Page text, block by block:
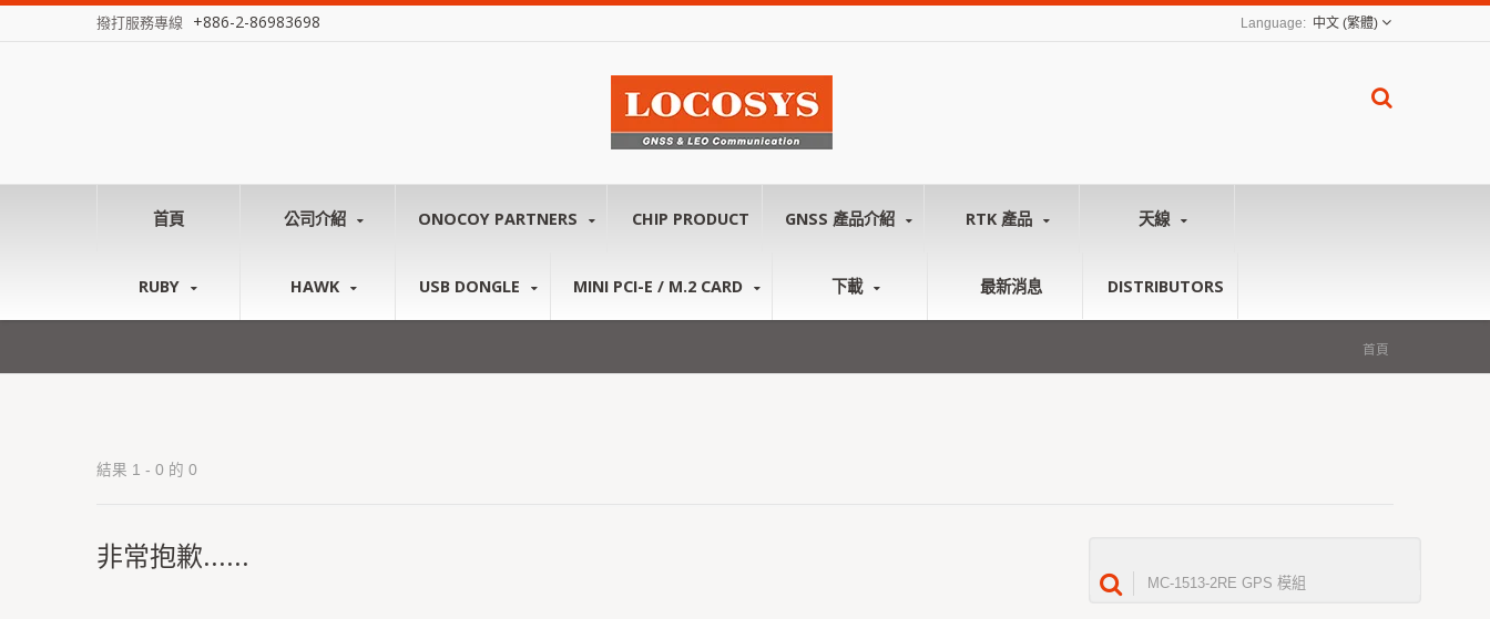
撥打服務專線 +886-2-86983698 中文 (繁體)
首頁 公司介紹 ONOCOY PARTNERS CHIP PRODUCT GNSS 產品介紹 RTK 產品 天線
RUBY HAWK USB DONGLE MINI PCI-E / M.2 CARD 下載 最新消息 DISTRIBUTORS
首頁
結果 1 - 0 的 0
非常抱歉......